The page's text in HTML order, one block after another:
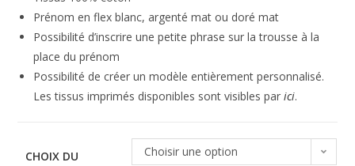
Prénom en flex blanc, argenté mat ou doré mat
Possibilité d’inscrire une petite phrase sur la trousse à la
place du prénom
Possibilité de créer un modèle entièrement personnalisé.
Les tissus imprimés disponibles sont visibles parici.
CHOIX DU
Choisir une option